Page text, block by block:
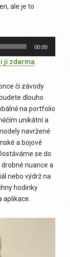
ale je to
00:00
ji zdarma
či závody
dlouho
na portfolio
unikátní a
navržené
a bojové
se do
nuance a
nebo výdrž na
hodinky
aplikace.